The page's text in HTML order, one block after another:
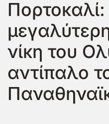
νίκη του
αντίπαλο